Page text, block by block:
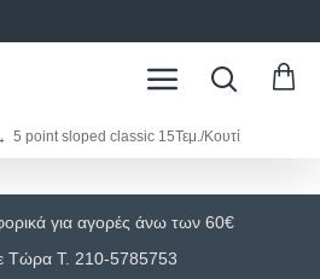
5 point sloped classic 15Τεμ./Κουτί
για αγορές άνω των 60€
Τώρα Τ. 210-5785753